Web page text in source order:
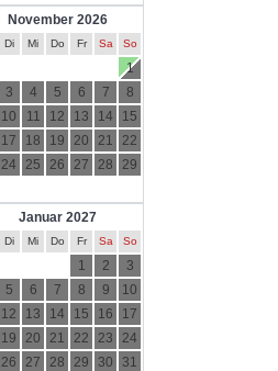
November 2026
Di Mi Do Fr Sa So
1
3 4 5 6 7
8
10 11 12 13 14
15
17 18 19 20 21
22
24 25 26 27 28
29
Januar 2027
Di Mi Do Fr Sa So
1 2
3
5 6 7 8 9
10
12 13 14 15 16
17
19 20 21 22 23
24
26 27 28 29 30 31